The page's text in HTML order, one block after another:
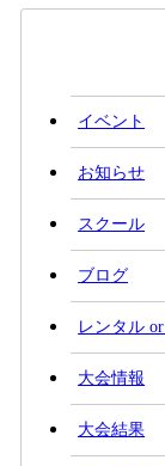
イベント
お知らせ
スクール
ブログ
レンタル
大会情報
大会結果